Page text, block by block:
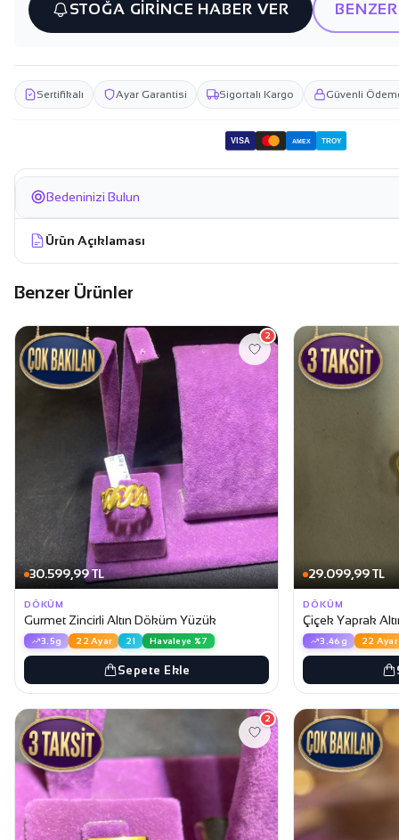
STOĞA GİRİNCE HABER VER
Sertifikalı Ayar Garantisi Sigortalı Kargo Güvenli
VISA AMEX TROY
Bedeninizi Bulun
Ürün Açıklaması
Benzer Ürünler
30.599,99 TL
2
DÖKÜM
Gurmet Zincirli Altın Döküm Yüzük
3.5g 22 Ayar 21 Havaleye %7
Sepete Ekle
29.099,99 TL
DÖKÜM
Çiçek Yaprak
3.46g 22 Ayar
2